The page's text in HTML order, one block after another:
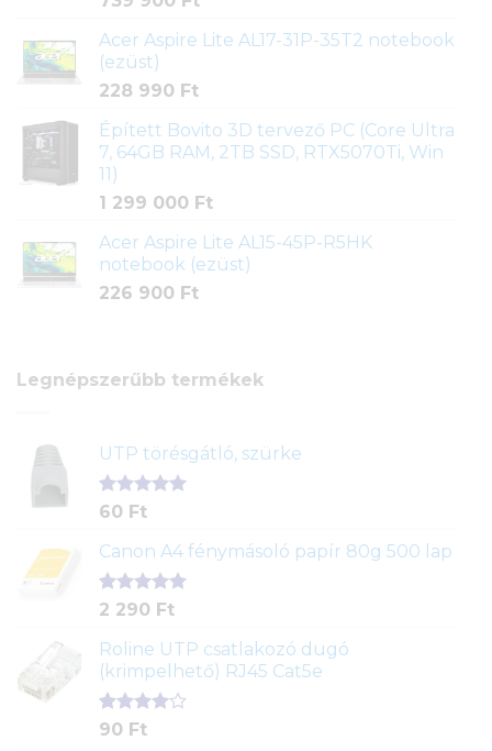
Acer Aspire Lite AL17-31P-35T2 notebook
(ezüst)
228 990 Ft
Épített Bovito 3D tervező PC (Core Ultra
7, 64GB RAM, 2TB SSD, RTX5070Ti, Win
11)
1 299 000 Ft
Acer Aspire Lite AL15-45P-R5HK
notebook (ezüst)
226 900 Ft
Legnépszerűbb termékek
UTP törésgátló, szürke
Értékelés
ből,
1
értékelés
alapján
60 Ft
Canon A4 fénymásoló papír 80g 500 lap
Értékelés
ből,
2
értékelés
alapján
2 290 Ft
Roline UTP csatlakozó dugó
(krimpelhető) RJ45 Cat5e
Értékelés
2
90 Ft